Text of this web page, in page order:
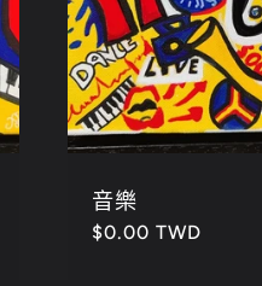
音樂
定
$0.00 TWD